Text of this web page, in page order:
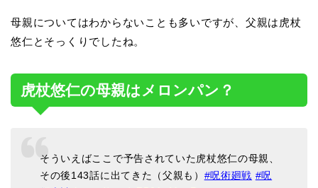
母親についてはわからないことも多いですが、父親は虎杖
悠仁とそっくりでしたね。
虎杖悠仁の母親はメロンパン？
そういえばここで予告されていた虎杖悠仁の母親、
その後143話に出てきた（父親も） #呪術廻戦 #呪